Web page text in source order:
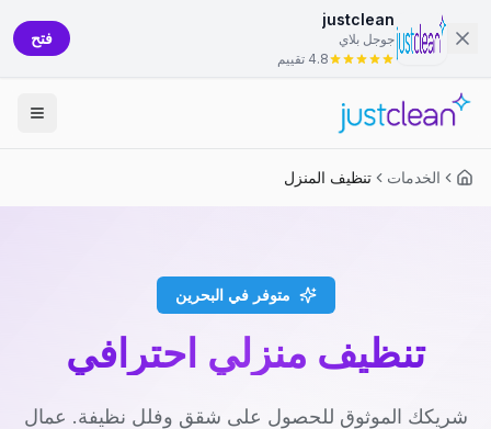
justclean
جوجل بلاي
4.8 تقييم
فتح
الخدمات تنظيف المنزل
متوفر في البحرين
تنظيف منزلي احترافي
شريكك الموثوق للحصول على شقق وفلل نظيفة. عمال